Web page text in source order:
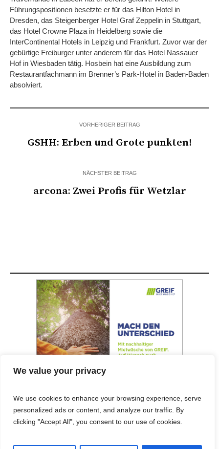
We value your privacy
We use cookies to enhance your browsing experience, serve
personalized ads or content, and analyze our traffic. By
clicking "Accept All", you consent to our use of cookies.
Führungspositionen besetzte er für das Hilton Hotel in
Dresden, das Steigenberger Hotel Graf Zeppelin in Stuttgart,
das Hotel Crowne Plaza in Heidelberg sowie die
InterContinental Hotels in Leipzig und Frankfurt. Zuvor war der
gebürtige Freiburger unter anderem für das Hotel Nassauer
Hof in Wiesbaden tätig. Hosbein hat eine Ausbildung zum
Restaurantfachmann im Brenner’s Park-Hotel in Baden-Baden
absolviert.
VORHERIGER BEITRAG
GSHH: Erben und Grote punkten!
NÄCHSTER BEITRAG
arcona: Zwei Profis für Wetzlar